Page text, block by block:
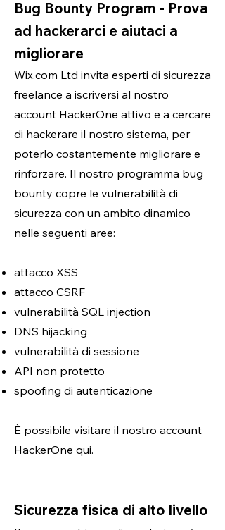
Bug Bounty Program - Prova
ad hackerarci e aiutaci a
migliorare
Wix.com Ltd invita esperti di sicurezza
freelance a iscriversi al nostro
account HackerOne attivo e a cercare
di hackerare il nostro sistema, per
poterlo costantemente migliorare e
rinforzare. Il nostro programma bug
bounty copre le vulnerabilità di
sicurezza con un ambito dinamico
nelle seguenti aree:
attacco XSS
attacco CSRF
vulnerabilità SQL injection
DNS hijacking
vulnerabilità di sessione
API non protetto
spoofing di autenticazione
È possibile visitare il nostro account
HackerOne qui.
Sicurezza fisica di alto livello